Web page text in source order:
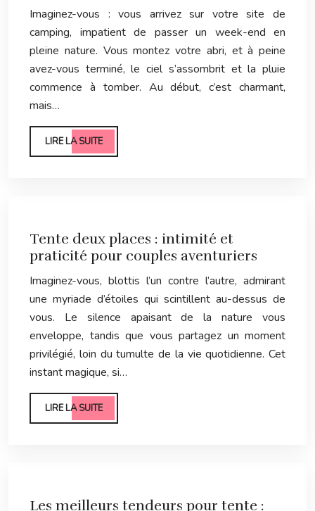
Imaginez-vous : vous arrivez sur votre site de
camping, impatient de passer un week-end en
pleine nature. Vous montez votre abri, et à peine
avez-vous terminé, le ciel s’assombrit et la pluie
commence à tomber. Au début, c’est charmant,
mais…
LIRE LA SUITE
Tente deux places : intimité et
praticité pour couples aventuriers
Imaginez-vous, blottis l’un contre l’autre, admirant
une myriade d’étoiles qui scintillent au-dessus de
vous. Le silence apaisant de la nature vous
enveloppe, tandis que vous partagez un moment
privilégié, loin du tumulte de la vie quotidienne. Cet
instant magique, si…
LIRE LA SUITE
Les meilleurs tendeurs pour tente :